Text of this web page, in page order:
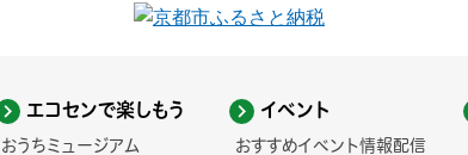
エコセンで楽しもう
おうちミュージアム
イベント
おすすめイベント情報配信